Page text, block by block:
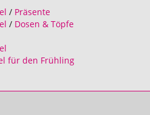
/ Präsente
/ Dosen & Töpfe
für den Frühling